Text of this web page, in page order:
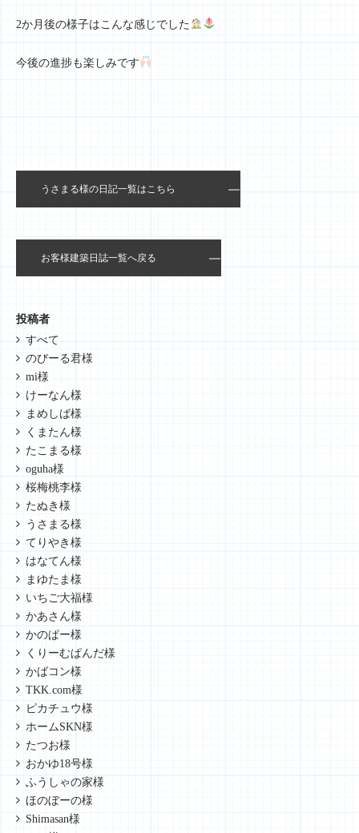
2か月後の様子はこんな感じでした
今後の進捗も楽しみです
うさまる様の日記一覧はこちら
お客様建築日誌一覧へ戻る
投稿者
すべて
のびーる君様
mi様
けーなん様
まめしば様
くまたん様
たこまる様
oguha様
桜梅桃李様
たぬき様
うさまる様
てりやき様
はなてん様
まゆたま様
いちご大福様
かあさん様
かのぱー様
くりーむぱんだ様
かばコン様
TKK.com様
ピカチュウ様
ホームSKN様
たつお様
おかゆ18号様
ふうしゃの家様
ほのぼーの様
Shimasan様